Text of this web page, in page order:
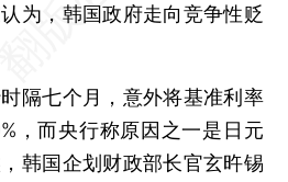
为，韩国政府走向竞争性贬
七个月，意外将基准利率
，而央行称原因之一是日元
韩国企划财政部长官玄旿锡